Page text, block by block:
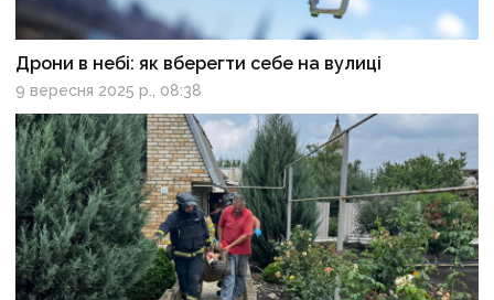
Дрони в небі: як вберегти себе на вулиці
9 вересня 2025 р., 08:38